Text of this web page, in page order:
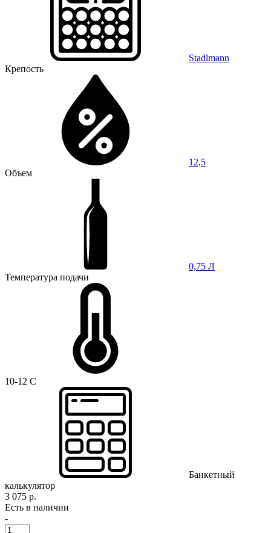
Stadlmann
Крепость
12,5
Объем
0,75 Л
Температура подачи
10-12 C
Банкетный
калькулятор
3 075 р.
Есть в наличии
-